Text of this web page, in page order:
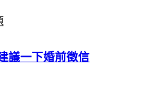
議一下婚前徵信